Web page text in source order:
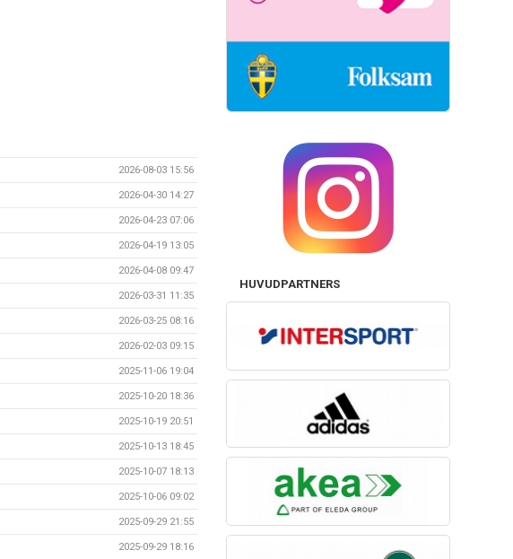
2026-08-03 15:56
2026-04-30 14:27
2026-04-23 07:06
2026-04-19 13:05
2026-04-08 09:47
2026-03-31 11:35
2026-03-25 08:16
2026-02-03 09:15
2025-11-06 19:04
2025-10-20 18:36
2025-10-19 20:51
2025-10-13 18:45
2025-10-07 18:13
2025-10-06 09:02
2025-09-29 21:55
2025-09-29 18:16
HUVUDPARTNERS